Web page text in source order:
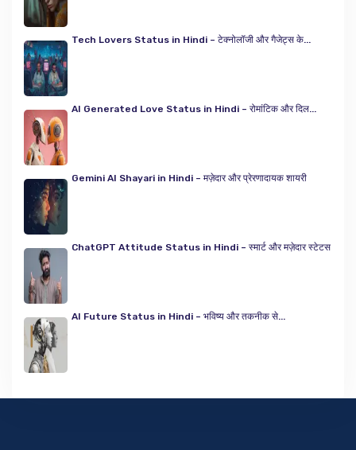
Tech Lovers Status in Hindi – टेक्नोलॉजी और गैजेट्स के...
AI Generated Love Status in Hindi – रोमांटिक और दिल...
Gemini AI Shayari in Hindi – मज़ेदार और प्रेरणादायक शायरी
ChatGPT Attitude Status in Hindi – स्मार्ट और मज़ेदार स्टेटस
AI Future Status in Hindi – भविष्य और तकनीक से...